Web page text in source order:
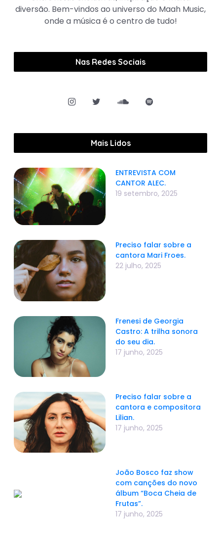
diversão. Bem-vindos ao universo do Maah Music,
onde a música é o centro de tudo!
Nas Redes Sociais
Mais Lidos
ENTREVISTA COM
CANTOR ALEC.
19 setembro, 2025
Preciso falar sobre a
cantora Mari Froes.
22 julho, 2025
Frenesi de Georgia
Castro: A trilha sonora
do seu dia.
17 junho, 2025
Preciso falar sobre a
cantora e compositora
Lilian.
17 junho, 2025
João Bosco faz show
com canções do novo
álbum “Boca Cheia de
Frutas”.
17 junho, 2025